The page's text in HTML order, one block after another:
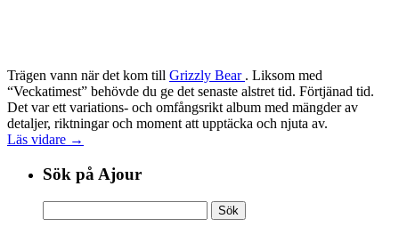
Trägen vann när det kom till Grizzly Bear . Liksom med
“Veckatimest” behövde du ge det senaste alstret tid. Förtjänad tid.
Det var ett variations- och omfångsrikt album med mängder av
detaljer, riktningar och moment att upptäcka och njuta av.
Läs vidare →
Sök på Ajour
efter: